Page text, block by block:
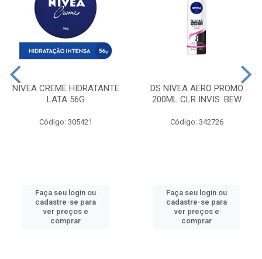
NIVEA CREME HIDRATANTE
LATA 56G
Código: 305421
Faça seu login ou
cadastre-se para
ver preços e
comprar
DS NIVEA AERO PROMO
200ML CLR INVIS. BEW
Código: 342726
Faça seu login ou
cadastre-se para
ver preços e
comprar